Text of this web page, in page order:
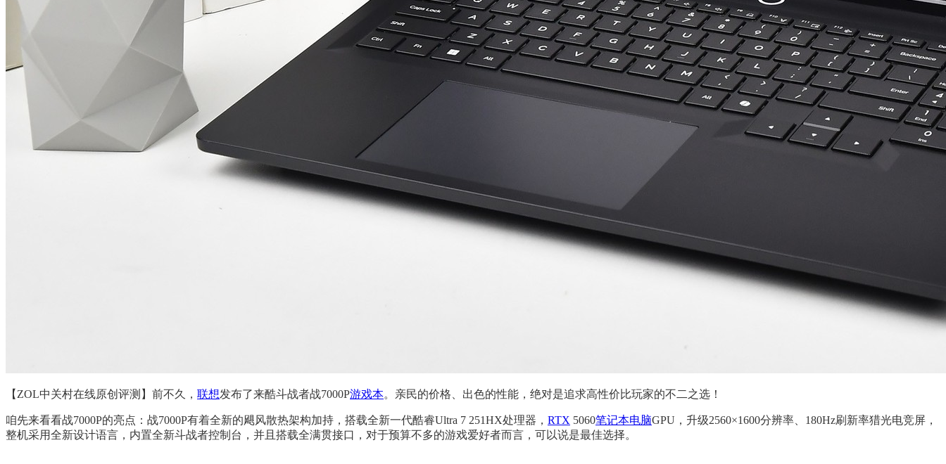
【ZOL中关村在线原创评测】前不久， 联想发布了来酷斗战者战7000P游戏本。亲民的价格、出色的性能，绝对是追求高性价比玩家的不二之选！
咱先来看看战7000P的亮点：战7000P有着全新的飓风散热架构加持，搭载全新一代酷睿Ultra 7 251HX处理器， RTX 5060笔记本电脑GPU，升级2560×1600分辨率、180Hz刷新率猎光电竞屏，
整机采用全新设计语言，内置全新斗战者控制台，并且搭载全满贯接口，对于预算不多的游戏爱好者而言，可以说是最佳选择。